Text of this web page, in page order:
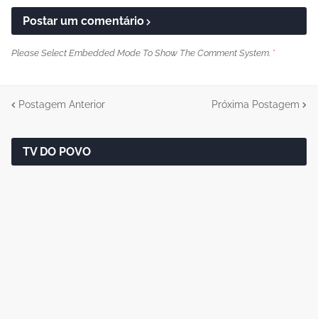
Postar um comentário
Please Select Embedded Mode To Show The Comment System. *
Postagem Anterior Próxima Postagem
TV DO POVO